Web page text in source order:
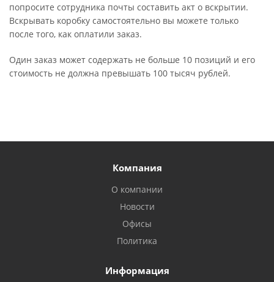
попросите сотрудника почты составить акт о вскрытии.
Вскрывать коробку самостоятельно вы можете только
после того, как оплатили заказ.
Один заказ может содержать не больше 10 позиций и его
стоимость не должна превышать 100 тысяч рублей.
Компания
О компании
Новости
Офисы
Политика
Информация